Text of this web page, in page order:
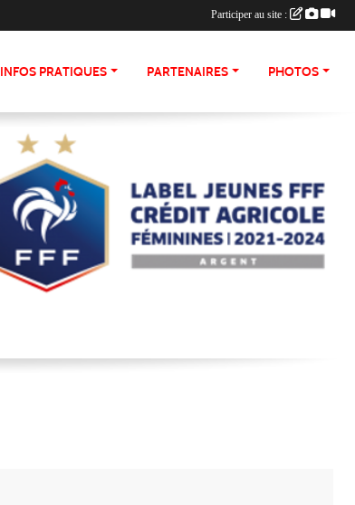
INFOS PRATIQUES PARTENAIRES PHOTOS
Participer au site :